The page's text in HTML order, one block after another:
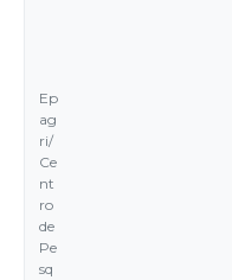
Ep
ag
ri/
Ce
nt
ro
de
Pe
sq